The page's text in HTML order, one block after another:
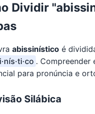
Dividir
abissinístico é
. Compreender
para pronúncia e
Silábica